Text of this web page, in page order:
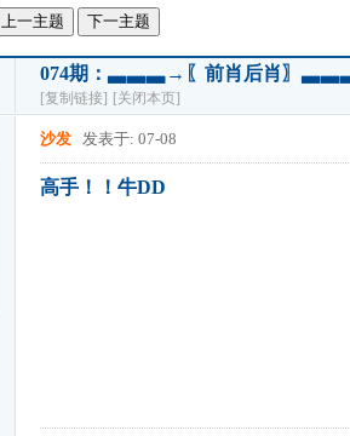
上一主题 下一主题
074期：▃▃▃→〖前肖后肖〗
[复制链接] [关闭本页]
沙发 发表于: 07-08
高手！！牛DD